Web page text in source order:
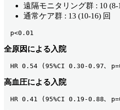
遠隔モニタリング群 : 10 (8-
通常ケア群 : 13 (10-16) 回
p<0.01
全原因による入院
HR 0.54 (95%CI 0.30-0.97､
高血圧による入院
HR 0.41 (95%CI 0.19-0.88､